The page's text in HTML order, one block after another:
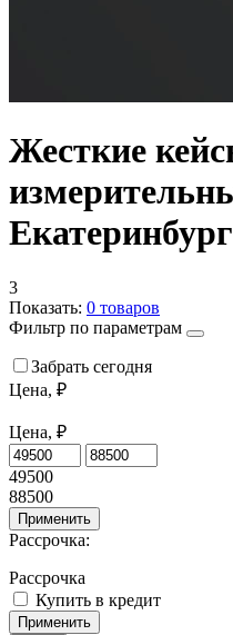
Жесткие
3
Показать: 0 товаров
Фильтр по параметрам
Забрать сегодня
Цена, ₽
Цена, ₽
49500
88500
Применить
Рассрочка:
Рассрочка
Купить в кредит
Применить